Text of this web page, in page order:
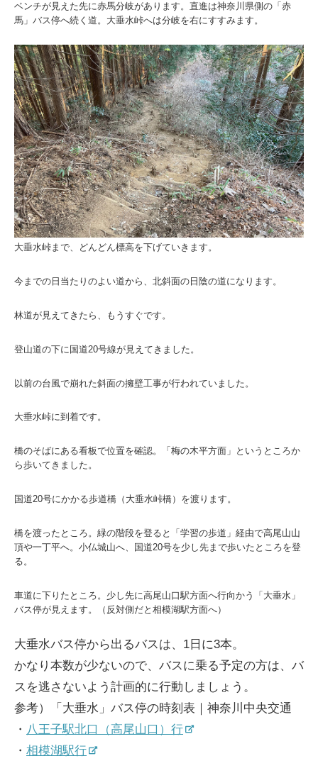
ベンチが見えた先に赤馬分岐があります。直進は神奈川県側の「赤
馬」バス停へ続く道。大垂水峠へは分岐を右にすすみます。
大垂水峠まで、どんどん標高を下げていきます。
今までの日当たりのよい道から、北斜面の日陰の道になります。
林道が見えてきたら、もうすぐです。
登山道の下に国道20号線が見えてきました。
以前の台風で崩れた斜面の擁壁工事が行われていました。
大垂水峠に到着です。
橋のそばにある看板で位置を確認。「梅の木平方面」というところか
ら歩いてきました。
国道20号にかかる歩道橋（大垂水峠橋）を渡ります。
橋を渡ったところ。緑の階段を登ると「学習の歩道」経由で高尾山山
頂や一丁平へ。小仏城山へ、国道20号を少し先まで歩いたところを登
る。
車道に下りたところ。少し先に高尾山口駅方面へ行向かう「大垂水」
バス停が見えます。（反対側だと相模湖駅方面へ）
大垂水バス停から出るバスは、1日に3本。
かなり本数が少ないので、バスに乗る予定の方は、バ
スを逃さないよう計画的に行動しましょう。
参考）「大垂水」バス停の時刻表｜神奈川中央交通
・ 八王子駅北口（高尾山口）行
・ 相模湖駅行